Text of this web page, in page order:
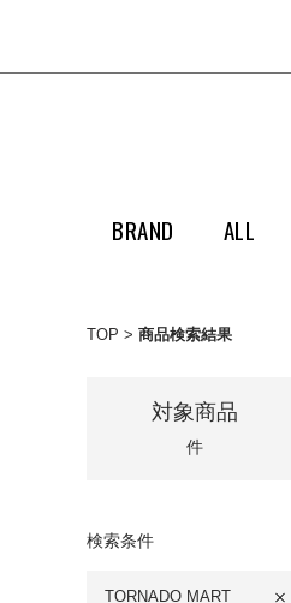
BRAND ALL
TOP 商品検索結果
対象商品
件
検索条件
TORNADO MART